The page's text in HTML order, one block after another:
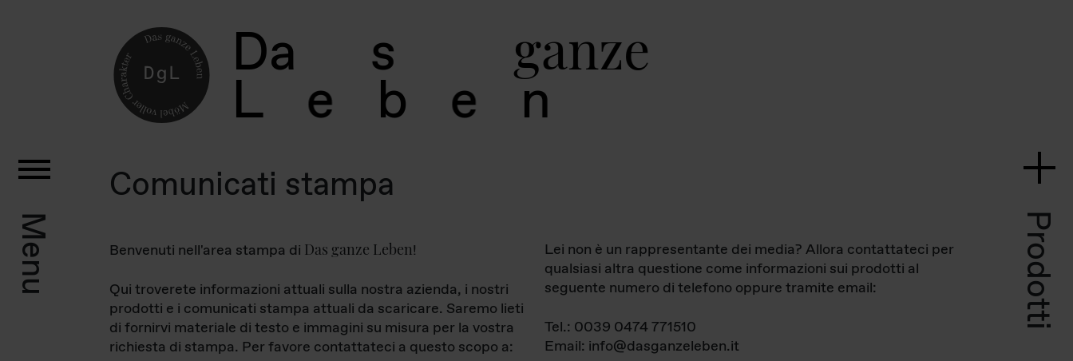
Da s ganz
L e b
Menu Prodotti
Comunicati stampa
Benvenuti nell'area stampa di Das ganze Leben!
Qui troverete informazioni attuali sulla nostra azienda, i nostri
prodotti e i comunicati stampa attuali da scaricare. Saremo lieti
di fornirvi materiale di testo e immagini su misura per la vostra
richiesta di stampa. Per favore contattateci a questo scopo a:
Lei non è un rappresentante dei media? Allora contattateci per
qualsiasi altra questione come informazioni sui prodotti al
seguente numero di telefono oppure tramite email:
Tel.: 0039 0474 771510
Email: info@dasganzeleben.it